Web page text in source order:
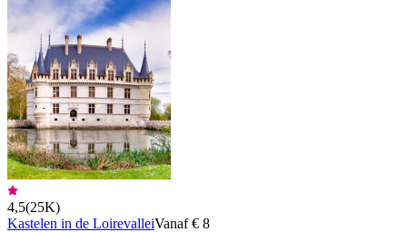
4,5(25K)
Kastelen in de LoirevalleiVanaf € 8